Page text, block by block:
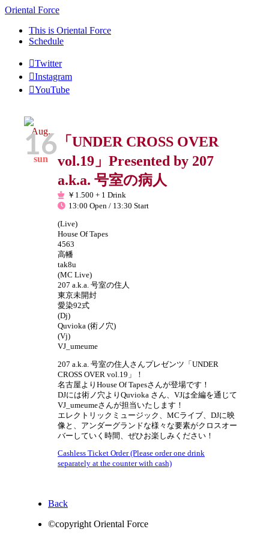
Oriental Force
This is Oriental Force
Schedule
Twitter
Instagram
YouTube
Aug.
16
sun
「UNDER CROSS OVER
vol.19」Presented by 207
a.k.a. 号室の病人
￥1.500 + 1 Drink
13:00 Open / 13:30 Start
(Live)
House Of Tapes
4563
高幡
tak8u
(MC Live)
207 a.k.a. 号室の住人
東京未開封
愛染92式
(Dj)
Quvioka (術ノ穴)
(Vj)
VJ_umeume
207 a.k.a. 号室の住人さんプレゼンツ「UNDER
CROSS OVER vol.19」！
名古屋よりHouse Of Tapesさんが登場です！
DJには術ノ穴よりQuvioka さん、VJは全編を通じて
VJ_umeumeさんが担当いたします！
エレクトリックミュージック、MCライブ、DJに映
像と、アンダーグランドな様々な要素がクロスオー
バーしていく時間、ぜひお楽しみください！
Cashless Ticket Order (Please order one drink
separately at the counter with cash)
Back
©copyright Oriental Force